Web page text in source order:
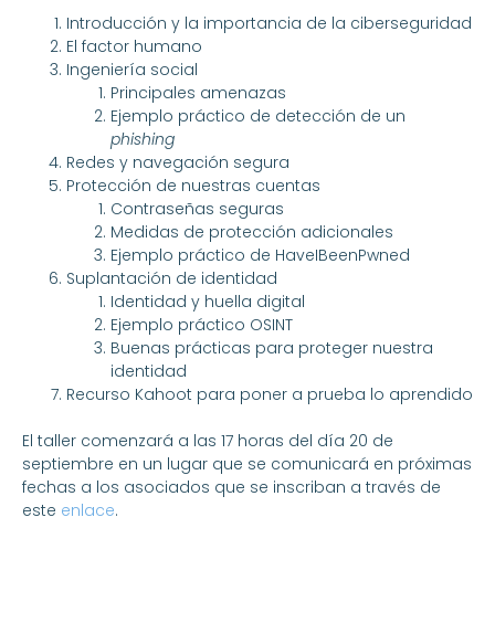
Introducción y la importancia de la ciberseguridad
El factor humano
Ingeniería social
Principales amenazas
Ejemplo práctico de detección de un
phishing
Redes y navegación segura
Protección de nuestras cuentas
Contraseñas seguras
Medidas de protección adicionales
Ejemplo práctico de HaveIBeenPwned
Suplantación de identidad
Identidad y huella digital
Ejemplo práctico OSINT
Buenas prácticas para proteger nuestra
identidad
Recurso Kahoot para poner a prueba lo aprendido
El taller comenzará a las 17 horas del día 20 de
septiembre en un lugar que se comunicará en próximas
fechas a los asociados que se inscriban a través de
este enlace.